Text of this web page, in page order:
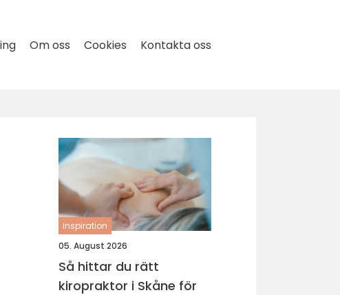
Om oss Cookies Kontakta oss
inspiration
05. August 2026
Så hittar du rätt
kiropraktor i Skåne för